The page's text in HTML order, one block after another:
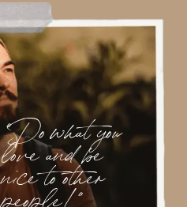
"Do what you
love and be
nice to other